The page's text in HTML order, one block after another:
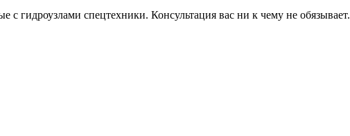
гидроузлами спецтехники. Консультация вас ни к чему не обязывает.